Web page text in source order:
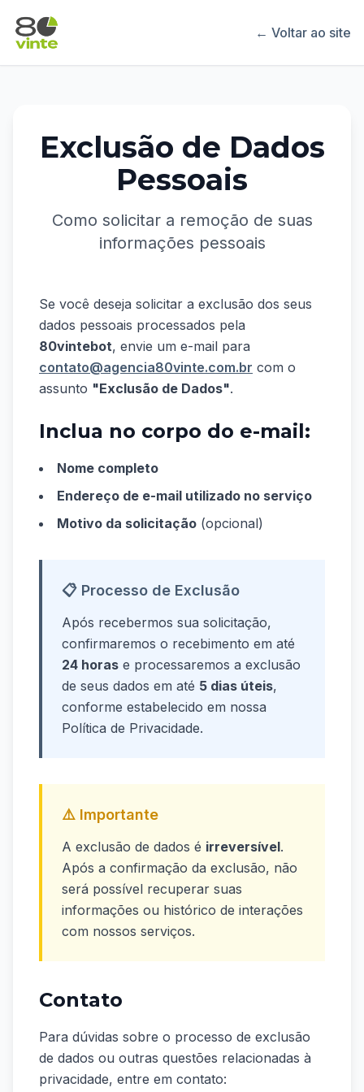
← Voltar ao site
Exclusão de Dados
Pessoais
Como solicitar a remoção de suas
informações pessoais
Se você deseja solicitar a exclusão dos seus
dados pessoais processados pela
80vintebot, envie um e-mail para
contato@agencia80vinte.com.br com o
assunto "Exclusão de Dados".
Inclua no corpo do e-mail:
Nome completo
Endereço de e-mail utilizado no serviço
Motivo da solicitação (opcional)
📋 Processo de Exclusão
Após recebermos sua solicitação,
confirmaremos o recebimento em até
24 horas e processaremos a exclusão
de seus dados em até 5 dias úteis,
conforme estabelecido em nossa
Política de Privacidade.
⚠️ Importante
A exclusão de dados é irreversível.
Após a confirmação da exclusão, não
será possível recuperar suas
informações ou histórico de interações
com nossos serviços.
Contato
Para dúvidas sobre o processo de exclusão
de dados ou outras questões relacionadas à
privacidade, entre em contato: